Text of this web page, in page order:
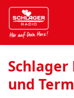
Schlager
und